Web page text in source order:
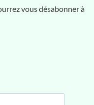
vous désabonner à